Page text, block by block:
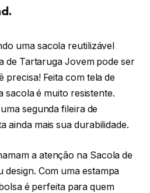
uma sacola reutilizável
de Tartaruga Jovem pode ser
precisa! Feita com tela de
sacola é muito resistente.
segunda fileira de
ainda mais sua durabilidade.
a atenção na Sacola de
design. Com uma estampa
é perfeita para quem